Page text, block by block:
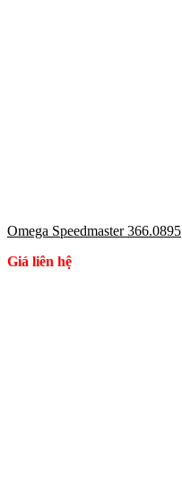
Omega Speedmaster 366.0895
Giá liên hệ